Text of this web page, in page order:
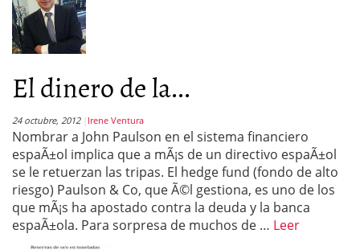
El dinero de la...
24 octubre, 2012 Irene Ventura
Nombrar a John Paulson en el sistema financiero
espaÃ±ol implica que a mÃ¡s de un directivo espaÃ±ol
se le retuerzan las tripas. El hedge fund (fondo de alto
riesgo) Paulson & Co, que Ã©l gestiona, es uno de los
que mÃ¡s ha apostado contra la deuda y la banca
espaÃ±ola. Para sorpresa de muchos de … Leer